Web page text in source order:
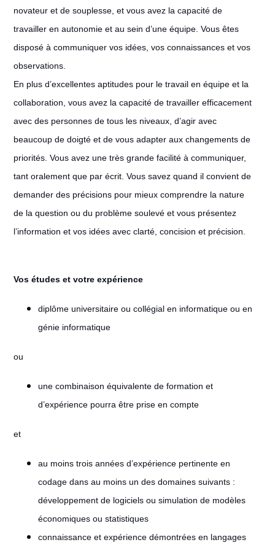
novateur et de souplesse, et vous avez la capacité de
travailler en autonomie et au sein d’une équipe. Vous êtes
disposé à communiquer vos idées, vos connaissances et vos
observations.
En plus d’excellentes aptitudes pour le travail en équipe et la
collaboration, vous avez la capacité de travailler efficacement
avec des personnes de tous les niveaux, d’agir avec
beaucoup de doigté et de vous adapter aux changements de
priorités. Vous avez une très grande facilité à communiquer,
tant oralement que par écrit. Vous savez quand il convient de
demander des précisions pour mieux comprendre la nature
de la question ou du problème soulevé et vous présentez
l’information et vos idées avec clarté, concision et précision.
Vos études et votre expérience
diplôme universitaire ou collégial en informatique ou en
génie informatique
ou
une combinaison équivalente de formation et
d’expérience pourra être prise en compte
et
au moins trois années d’expérience pertinente en
codage dans au moins un des domaines suivants :
développement de logiciels ou simulation de modèles
économiques ou statistiques
connaissance et expérience démontrées en langages